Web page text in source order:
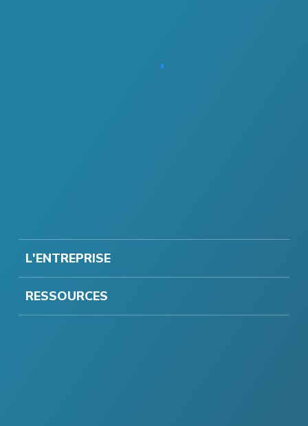
L'ENTREPRISE
RESSOURCES